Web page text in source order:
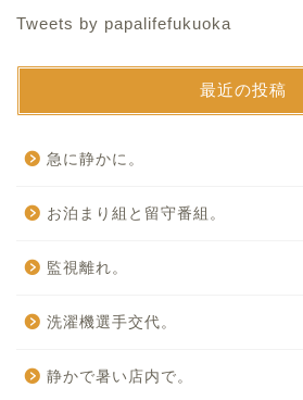
Tweets by papalifefukuoka
最近の投稿
急に静かに。
お泊まり組と留守番組。
監視離れ。
洗濯機選手交代。
静かで暑い店内で。